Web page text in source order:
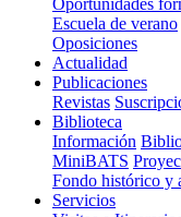
Oportunidades
Escuela de verano
Oposiciones
Actualidad
Publicaciones
Revistas
Biblioteca
Información
MiniBATS
Fondo histórico y
Servicios